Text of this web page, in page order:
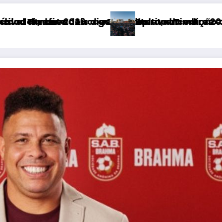
encontros e experiências
da edição que vai transformar Uberlândia
Timbre 2026 deve receber milhares de